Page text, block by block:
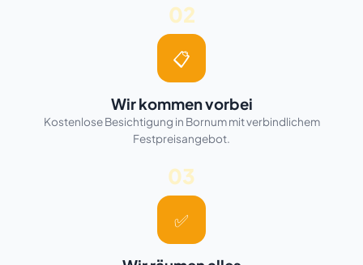
02
📋
Wir kommen vorbei
Kostenlose Besichtigung in Bornum mit verbindlichem
Festpreisangebot.
03
✅